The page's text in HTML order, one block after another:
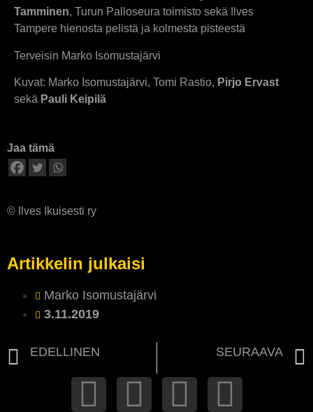
Tamminen, Turun Palloseura toimisto sekä Ilves
Tampere hienosta pelistä ja kolmesta pisteestä
Terveisin Marko Isomustajärvi
Kuvat: Marko Isomustajärvi, Tomi Rastio, Pirjo Ervast
sekä Pauli Keipilä
Jaa tämä
© Ilves Ikuisesti ry
Artikkelin julkaisi
Marko Isomustajärvi
3.11.2019
EDELLINEN SEURAAVA